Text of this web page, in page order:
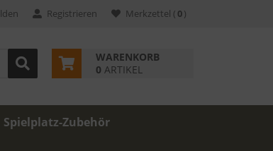
Merkzettel ( 0)
Registrieren
WARENKORB
0 ARTIKEL
Spielplatz-Zubehör